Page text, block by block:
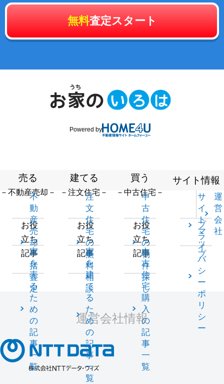
無料査定スタート
Powered by
売る
－不動産売却－
不
動
産
売
却
一
括
査
定
お役
立ち
記事
家
を
売
る
た
め
の
記
事
一
覧
建てる
－注文住宅－
注
文
住
宅
の
無
料
相
談
お役
立ち
記事
家
を
建
て
る
た
め
の
記
事
一
覧
買う
－中古住宅－
中
古
住
宅
の
物
件
探
し
お役
立ち
記事
中
古
住
宅
購
入
の
記
事
一
覧
サイト情報
サ
イ
ト
マ
ッ
プ
運
営
会
社
プ
ラ
イ
バ
シ
ー
ポ
リ
シ
ー
運営会社情報